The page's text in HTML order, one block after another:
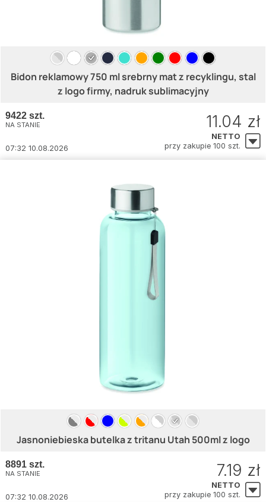
Bidon reklamowy 750 ml srebrny mat z recyklingu, stal
z logo firmy, nadruk sublimacyjny
9422 szt.
NA STANIE
07:32 10.08.2026
11.04 zł
NETTO
przy zakupie 100 szt.
Jasnoniebieska butelka z tritanu Utah 500ml z logo
8891 szt.
NA STANIE
07:32 10.08.2026
7.19 zł
NETTO
przy zakupie 100 szt.